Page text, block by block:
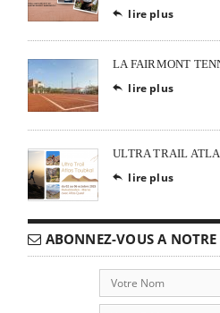
 lire plus
LA FAIRMONT
 lire plus
ULTRA TRAIL
 lire plus
ABONNEZ-VOUS A NOTRE